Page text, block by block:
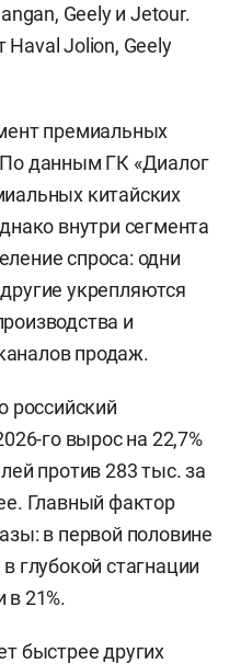
Geely и Jetour.
Jolion, Geely
премиальных
данным ГК «Диалог
китайских
внутри сегмента
спроса: одни
укрепляются
и
продаж.
российский
го вырос на 22,7%
против 283 тыс. за
Главный фактор
в первой половине
глубокой стагнации
в 21%.
быстрее других